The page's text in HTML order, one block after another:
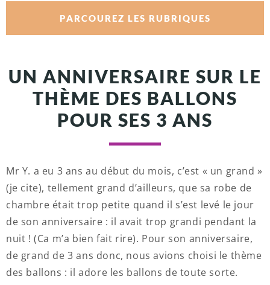
PARCOUREZ LES RUBRIQUES
UN ANNIVERSAIRE SUR LE
THÈME DES BALLONS
POUR SES 3 ANS
Mr Y. a eu 3 ans au début du mois, c’est « un grand »
(je cite), tellement grand d’ailleurs, que sa robe de
chambre était trop petite quand il s’est levé le jour
de son anniversaire : il avait trop grandi pendant la
nuit ! (Ca m’a bien fait rire). Pour son anniversaire,
de grand de 3 ans donc, nous avions choisi le thème
des ballons : il adore les ballons de toute sorte.